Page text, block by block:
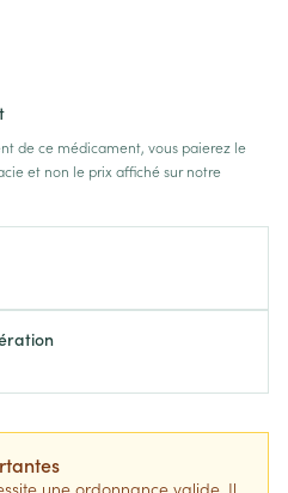
de ce médicament, vous paierez le
et non le prix affiché sur notre
une ordonnance valide. Il